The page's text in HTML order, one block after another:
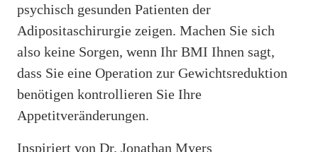
psychisch gesunden Patienten der
Adipositaschirurgie zeigen. Machen Sie sich
also keine Sorgen, wenn Ihr BMI Ihnen sagt,
dass Sie eine Operation zur Gewichtsreduktion
benötigen kontrollieren Sie Ihre
Appetitveränderungen.
Inspiriert von Dr. Jonathan Myers